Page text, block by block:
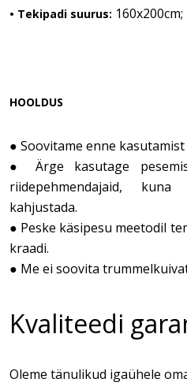
• Tekipadi suurus:
HOOLDUS
● Soovitame enne kasutamist
● Ärge kasutage
riidepehmendajaid,
kahjustada.
● Peske käsipesu meetodil
kraadi.
● Me ei soovita
Kvaliteedi
Oleme tänulikud igaühele